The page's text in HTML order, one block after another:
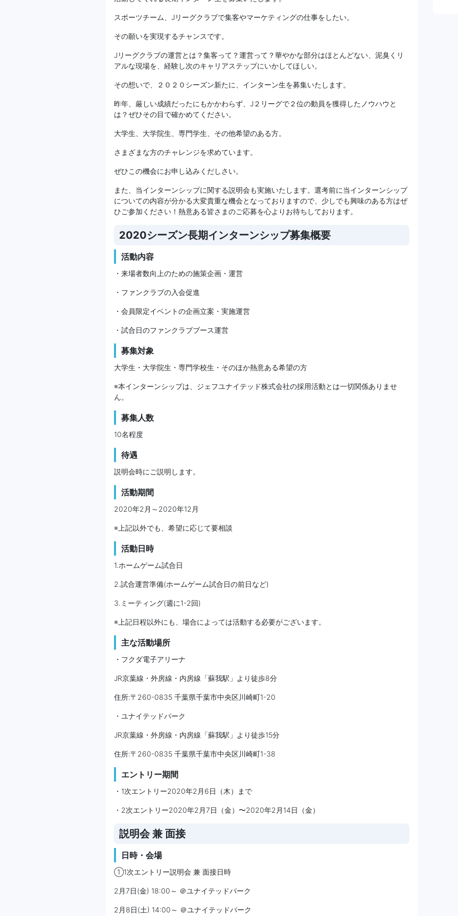
スポーツチーム、Jリーグクラブで集客やマーケティングの仕事をしたい。
その願いを実現するチャンスです。
Jリーグクラブの運営とは？集客って？運営って？華やかな部分はほとんどない、泥臭くリ
アルな現場を、経験し次のキャリアステップにいかしてほしい。
その想いで、２０２０シーズン新たに、インターン生を募集いたします。
昨年、厳しい成績だったにもかかわらず、J２リーグで２位の動員を獲得したノウハウと
は？ぜひその目で確かめてください。
大学生、大学院生、専門学生、その他希望のある方。
さまざまな方のチャレンジを求めています。
ぜひこの機会にお申し込みくだしさい。
また、当インターンシップに関する説明会も実施いたします。選考前に当インターンシップ
についての内容が分かる大変貴重な機会となっておりますので、少しでも興味のある方はぜ
ひご参加ください！熱意ある皆さまのご応募を心よりお待ちしております。
2020シーズン長期インターンシップ募集概要
活動内容
・来場者数向上のための施策企画・運営
・ファンクラブの入会促進
・会員限定イベントの企画立案・実施運営
・試合日のファンクラブブース運営
募集対象
大学生・大学院生・専門学校生・そのほか熱意ある希望の方
※本インターンシップは、ジェフユナイテッド株式会社の採用活動とは一切関係ありませ
ん。
募集人数
10名程度
待遇
説明会時にご説明します。
活動期間
2020年2月～2020年12月
※上記以外でも、希望に応じて要相談
活動日時
1.ホームゲーム試合日
2.試合運営準備(ホームゲーム試合日の前日など)
3.ミーティング(週に1-2回)
※上記日程以外にも、場合によっては活動する必要がございます。
主な活動場所
・フクダ電子アリーナ
JR京葉線・外房線・内房線「蘇我駅」より徒歩8分
住所:〒260-0835 千葉県千葉市中央区川崎町1-20
・ユナイテッドパーク
JR京葉線・外房線・内房線「蘇我駅」より徒歩15分
住所:〒260-0835 千葉県千葉市中央区川崎町1-38
エントリー期間
・1次エントリー2020年2月6日（木）まで
・2次エントリー2020年2月7日（金）〜2020年2月14日（金）
説明会 兼 面接
日時・会場
①1次エントリー説明会 兼 面接日時
2月7日(金) 18:00～ ＠ユナイテッドパーク
2月8日(土) 14:00～ ＠ユナイテッドパーク